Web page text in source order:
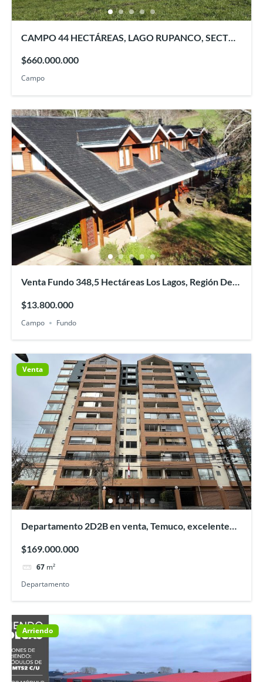
CAMPO 44 HECTÁREAS, LAGO RUPANCO, SECTOR
$660.000.000
Campo
Venta Fundo 348,5 Hectáreas Los Lagos, Región De
$13.800.000
Campo Fundo
Venta
Departamento 2D2B en venta, Temuco, excelente
$169.000.000
67 m²
Departamento
Arriendo